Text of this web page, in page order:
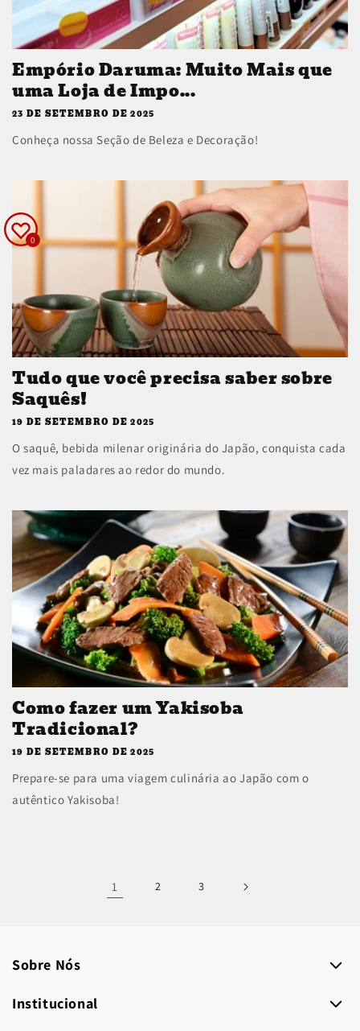
Empório Daruma: Muito Mais que
uma Loja de Impo...
23 DE SETEMBRO DE 2025
Conheça nossa Seção de Beleza e Decoração!
Tudo que você precisa saber sobre
Saquês!
19 DE SETEMBRO DE 2025
O saquê, bebida milenar originária do Japão, conquista cada
vez mais paladares ao redor do mundo.
Como fazer um Yakisoba
Tradicional?
19 DE SETEMBRO DE 2025
Prepare-se para uma viagem culinária ao Japão com o
autêntico Yakisoba!
1 2 3
Sobre Nós
Institucional
0